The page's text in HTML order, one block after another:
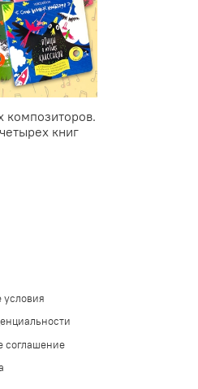
композиторов.
книг
условия
соглашение